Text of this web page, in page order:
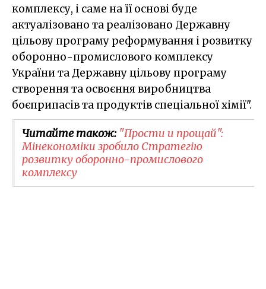
комплексу, і саме на її основі буде
актуалізовано та реалізовано Державну
цільову програму реформування і розвитку
оборонно-промислового комплексу
України та Державну цільову програму
створення та освоєння виробництва
боєприпасів та продуктів спеціальної хімії".
Читайте також: "Прости и прощай":
Мінекономіки зробило Стратегію
розвитку оборонно-промислового
комплексу